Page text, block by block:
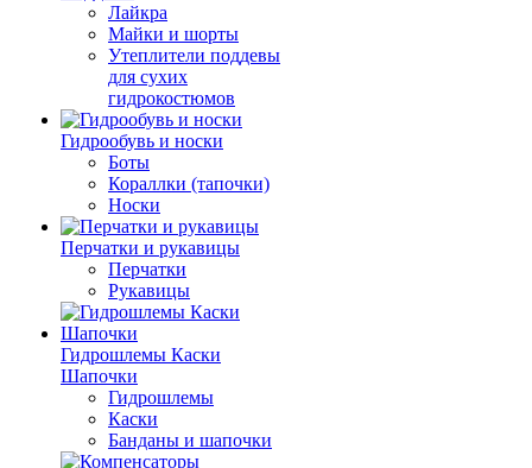
Лайкра
Майки и шорты
Утеплители поддевы
для сухих
гидрокостюмов
Гидрообувь и носки
Боты
Кораллки (тапочки)
Носки
Перчатки и рукавицы
Перчатки
Рукавицы
Гидрошлемы Каски
Шапочки
Гидрошлемы
Каски
Банданы и шапочки